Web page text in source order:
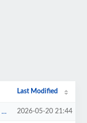
Last Modified
2026-05-20 21:44